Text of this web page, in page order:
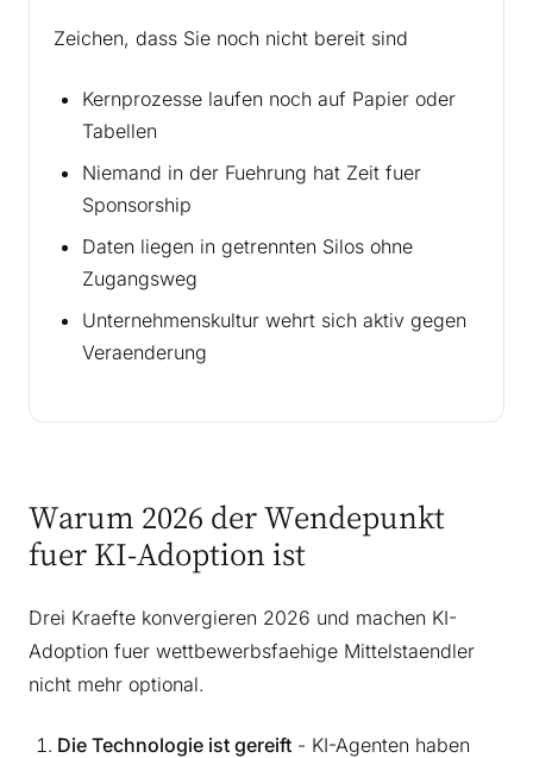
Zeichen, dass Sie noch nicht bereit sind
Kernprozesse laufen noch auf Papier oder
Tabellen
Niemand in der Fuehrung hat Zeit fuer
Sponsorship
Daten liegen in getrennten Silos ohne
Zugangsweg
Unternehmenskultur wehrt sich aktiv gegen
Veraenderung
Warum 2026 der Wendepunkt
fuer KI-Adoption ist
Drei Kraefte konvergieren 2026 und machen KI-
Adoption fuer wettbewerbsfaehige Mittelstaendler
nicht mehr optional.
Die Technologie ist gereift - KI-Agenten haben